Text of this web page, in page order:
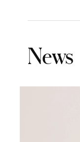
News